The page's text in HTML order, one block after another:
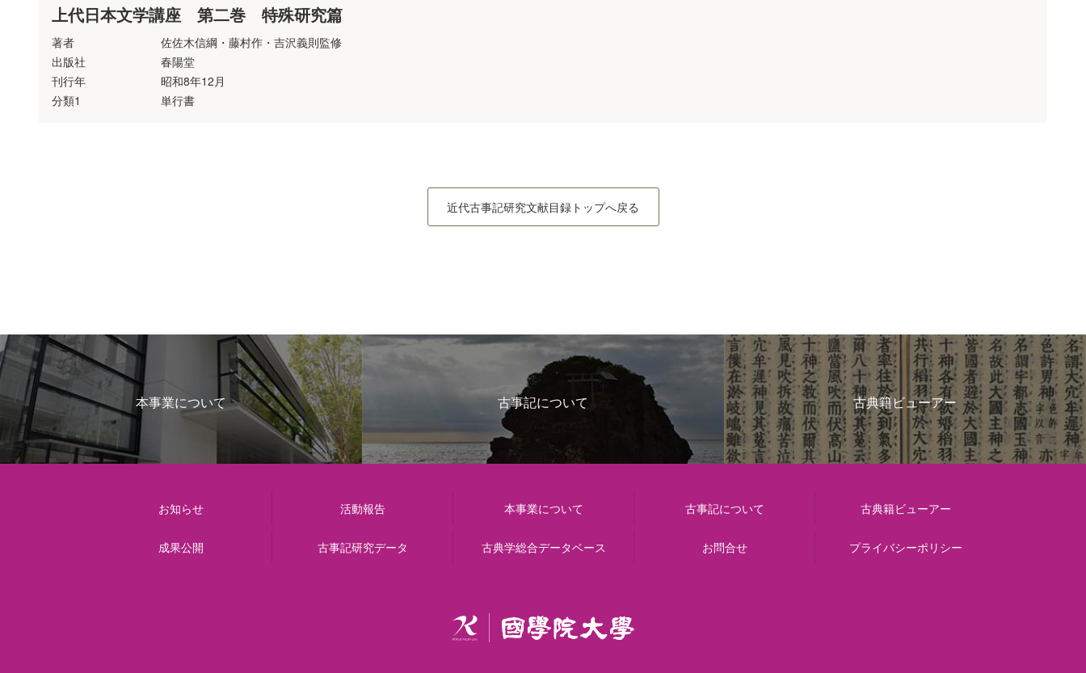
上代日本文学講座 第二巻 特殊研究篇
著者
佐佐木信綱・藤村作・吉沢義則監修
出版社
春陽堂
刊行年
昭和8年12月
分類1
単行書
近代古事記研究文献目録トップへ戻る
本事業について 古事記について 古典籍ビューアー
お知らせ 活動報告 本事業について 古事記について 古典籍ビューアー
成果公開 古事記研究データ 古典学総合データベース お問合せ プライバシーポリシー